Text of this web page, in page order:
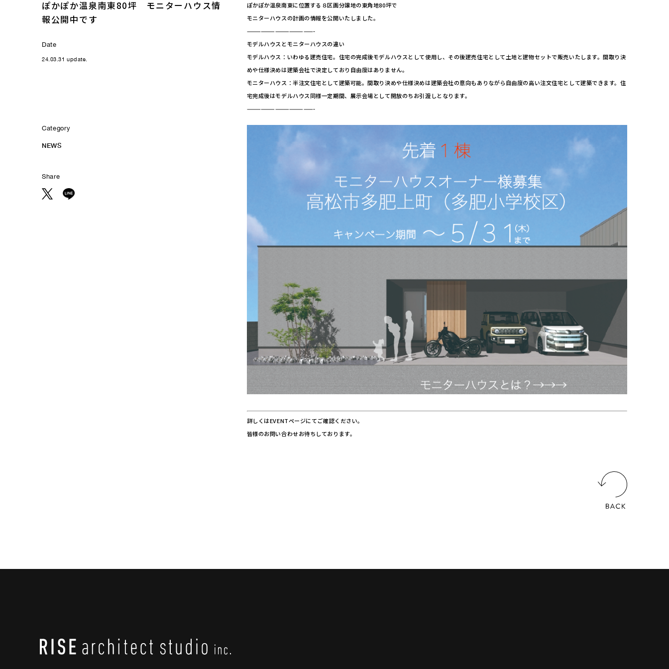
ぽかぽか温泉南東80坪 モニターハウス情
報公開中です
Date
24.03.31 update.
Category
NEWS
Share
ぽかぽか温泉南東に位置する８区画分譲地の東角地80坪で
モニターハウスの計画の情報を公開いたしました。
——————————————-
モデルハウスとモニターハウスの違い
モデルハウス：いわゆる建売住宅。住宅の完成後モデルハウスとして使用し、その後建売住宅として土地と建物セットで販売いたします。間取り決
めや仕様決めは建築会社で決定しており自由度はありません。
モニターハウス：半注文住宅として建築可能。間取り決めや仕様決めは建築会社の意向もありながら自由度の高い注文住宅として建築できます。住
宅完成後はモデルハウス同様一定期間、展示会場として開放のちお引渡しとなります。
——————————————-
詳しくはEVENTページにてご確認ください。
皆様のお問い合わせお待ちしております。